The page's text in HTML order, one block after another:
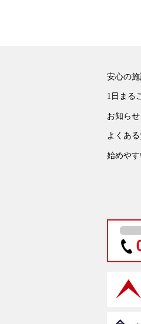
安心の
1日まる
お知らせ
よくある
始めや